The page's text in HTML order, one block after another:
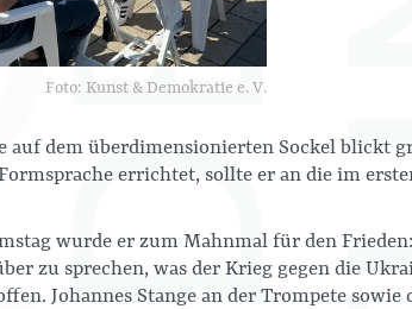
Foto: Kunst & Demokratie e. V.
auf dem überdimensionierten Sockel blickt
errichtet, sollte er an die im
wurde er zum Mahnmal für den
zu sprechen, was der Krieg gegen die
Johannes Stange an der Trompete